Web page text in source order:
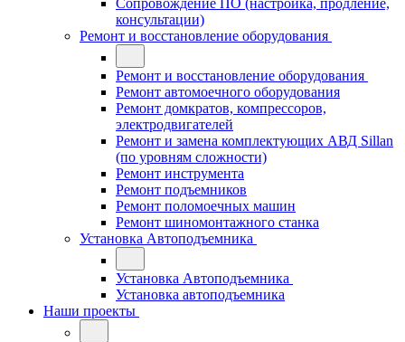
Сопровождение ПО (настройка, продление,
консультации)
Ремонт и восстановление оборудования
Ремонт и восстановление оборудования
Ремонт автомоечного оборудования
Ремонт домкратов, компрессоров,
электродвигателей
Ремонт и замена комплектующих АВД Sillan
(по уровням сложности)
Ремонт инструмента
Ремонт подъемников
Ремонт поломоечных машин
Ремонт шиномонтажного станка
Установка Автоподъемника
Установка Автоподъемника
Установка автоподъемника
Наши проекты